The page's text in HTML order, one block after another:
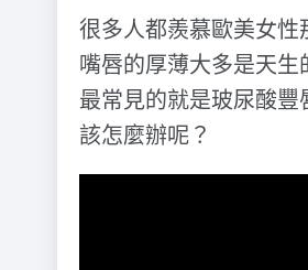
很多人都羨慕歐美女性
嘴唇的厚薄大多是天
最常見的就是玻尿酸
該怎麼辦呢？